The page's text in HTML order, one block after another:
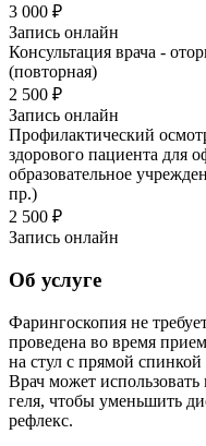
3 000 ₽
Запись онлайн
Консультация врача -
(повторная)
2 500 ₽
Запись онлайн
Профилактический
здорового пациента для
образовательное
пр.)
2 500 ₽
Запись онлайн
Об услуге
Фарингоскопия не
проведена во время
на стул с прямой спинкой
Врач может
геля, чтобы уменьшить
рефлекс.